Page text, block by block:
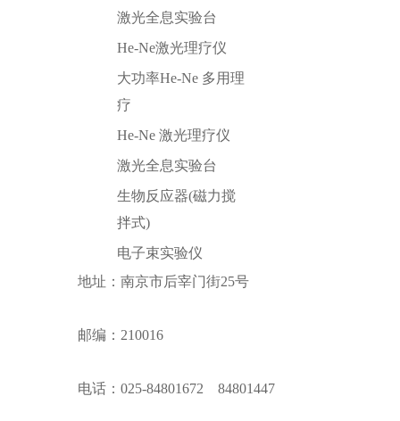
激光全息实验台
He-Ne激光理疗仪
大功率He-Ne 多用理
疗
He-Ne 激光理疗仪
激光全息实验台
生物反应器(磁力搅
拌式)
电子束实验仪
地址：南京市后宰门街25号
邮编：210016
电话：025-84801672 84801447